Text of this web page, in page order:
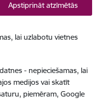
Apstiprināt atzīmētās
lai uzlabotu vietnes
- nepieciešamas, lai
medijos vai skatīt
piemēram, Google